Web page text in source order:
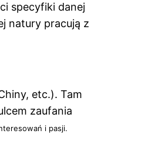
specyfiki danej
natury pracują z
etc.). Tam
zaufania
i pasji.